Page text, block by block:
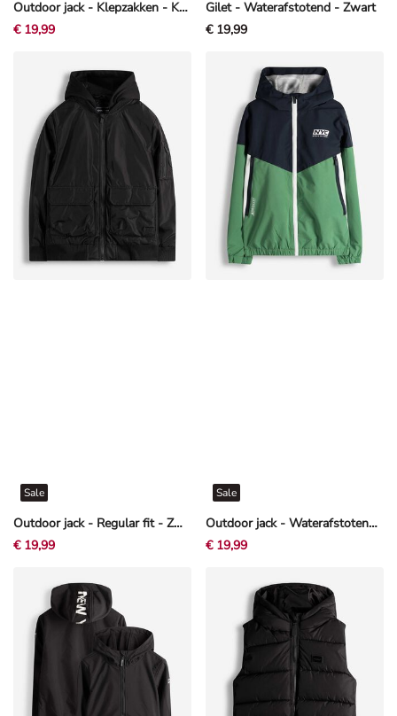
Outdoor jack - Klepzakken - Kaki
€ 19,99
Gilet - Waterafstotend - Zwart
€ 19,99
Outdoor jack - Regular fit - Zwart
Sale
€ 19,99
Outdoor jack - Waterafstotend - Donkerblauw
Sale
€ 19,99